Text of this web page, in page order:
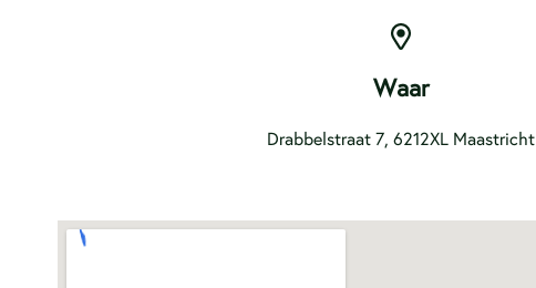
Waar
Drabbelstraat 7, 6212XL Maastricht